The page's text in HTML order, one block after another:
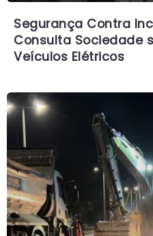
Segurança Contra
Consulta Sociedade
Veículos Elétricos